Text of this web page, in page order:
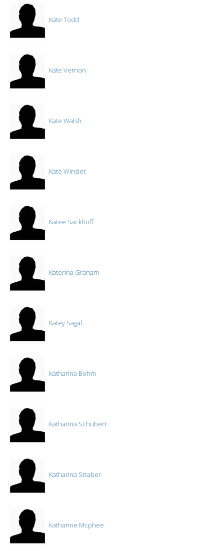
Kate Todd
Kate Vernon
Kate Walsh
Kate Winslet
Katee Sackhoff
Katerina Graham
Katey Sagal
Katharina Bohm
Katharina Schubert
Katharina Straber
Katharine Mcphee